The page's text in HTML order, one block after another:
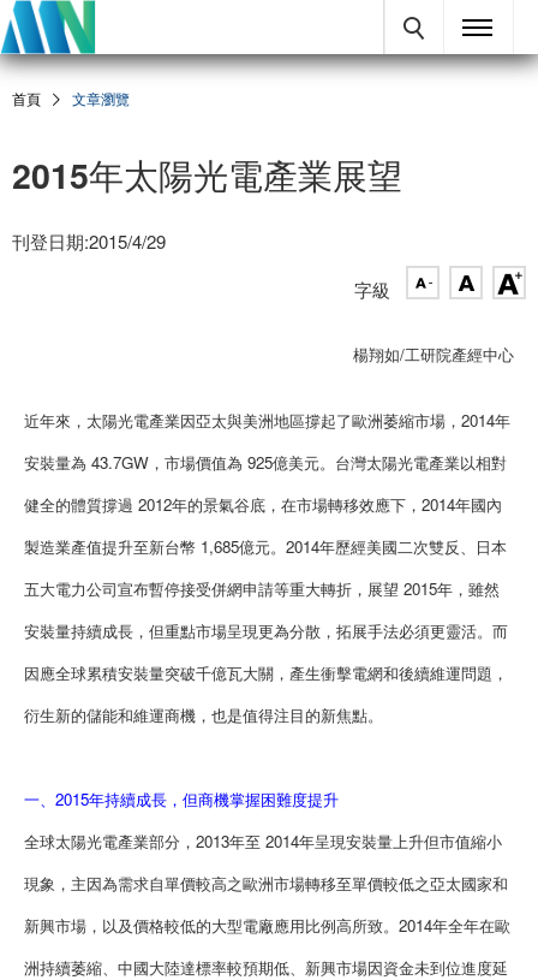
首頁 文章瀏覽
2015年太陽光電產業展望
刊登日期:2015/4/29
字級
楊翔如/工研院產經中心
近年來，太陽光電產業因亞太與美洲地區撐起了歐洲萎縮市場，2014年
安裝量為 43.7GW，市場價值為 925億美元。台灣太陽光電產業以相對
健全的體質撐過 2012年的景氣谷底，在市場轉移效應下，2014年國內
製造業產值提升至新台幣 1,685億元。2014年歷經美國二次雙反、日本
五大電力公司宣布暫停接受併網申請等重大轉折，展望 2015年，雖然
安裝量持續成長，但重點市場呈現更為分散，拓展手法必須更靈活。而
因應全球累積安裝量突破千億瓦大關，產生衝擊電網和後續維運問題，
衍生新的儲能和維運商機，也是值得注目的新焦點。
一、2015年持續成長，但商機掌握困難度提升
全球太陽光電產業部分，2013年至 2014年呈現安裝量上升但市值縮小
現象，主因為需求自單價較高之歐洲市場轉移至單價較低之亞太國家和
新興市場，以及價格較低的大型電廠應用比例高所致。2014年全年在歐
洲持續萎縮、中國大陸達標率較預期低、新興市場因資金未到位進度延